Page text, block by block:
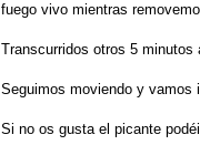
fuego vivo mientras
Transcurridos otros 5
Seguimos moviendo y vamos
Si no os gusta el picante